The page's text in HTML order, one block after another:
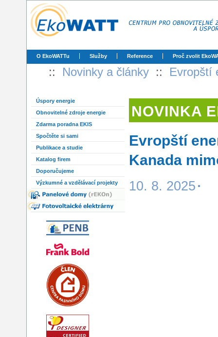
O EkoWATTu Služby Reference Proč zvolit
:: Novinky a články :: Evropští
Úspory energie
Obnovitelné zdroje energie
Zdarma poradna EKIS
Spočtěte si sami
Publikace a studie
Katalog firem
Doporučujeme
Výzkumné a vzdělávací projekty
NOVINKA
Evropští
Kanada
10. 8. 2025